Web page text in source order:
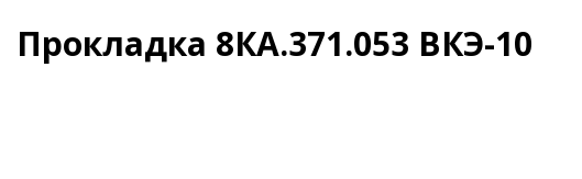
Прокладка 8КА.371.053 ВКЭ-10